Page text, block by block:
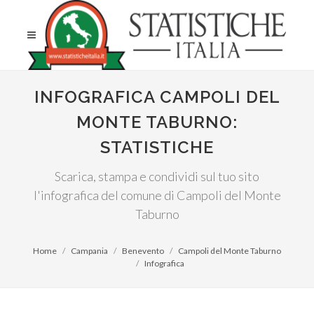
INFOGRAFICA CAMPOLI DEL
MONTE TABURNO:
STATISTICHE
Scarica, stampa e condividi sul tuo sito
l'infografica del comune di Campoli del Monte
Taburno
Home Campania Benevento
Campoli del Monte Taburno
Infografica